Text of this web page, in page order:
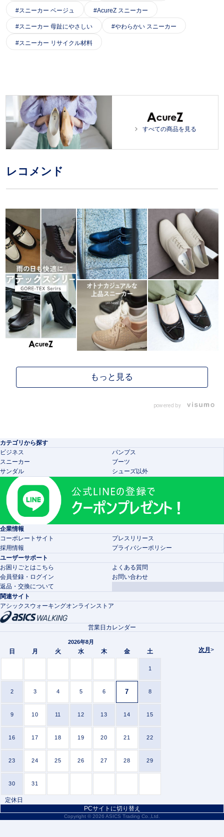
スニーカー ベージュ AcureZ スニーカー
スニーカー 母趾にやさしい やわらかい スニーカー
スニーカー リサイクル材料
すべての商品を見る
レコメンド
powered by
カテゴリから探す
ビジネス
パンプス
スニーカー
ブーツ
サンダル
シューズ以外
企業情報
コーポレートサイト
プレスリリース
採用情報
プライバシーポリシー
ユーザーサポート
お困りごとはこちら
よくある質問
会員登録・ログイン
お問い合わせ
返品・交換について
関連サイト
アシックスウォーキングオンラインストア
次月>
営業日カレンダー
2026年8月
日 月 火 水 木 金 土
1
2 3 4 5 6 7 8
9 10 11 12 13 14 15
16 17 18 19 20 21 22
23 24 25 26 27 28 29
30 31
定休日
PCサイトに切り替え
Copyright © 2026 ASICS Trading Co.,Ltd.